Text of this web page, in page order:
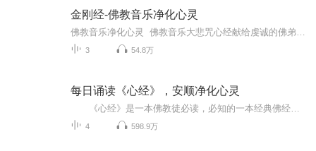
金刚经-佛教音乐净化心灵
3 54.8万
每日诵读《心经》，安顺净化心灵
4 598.9万